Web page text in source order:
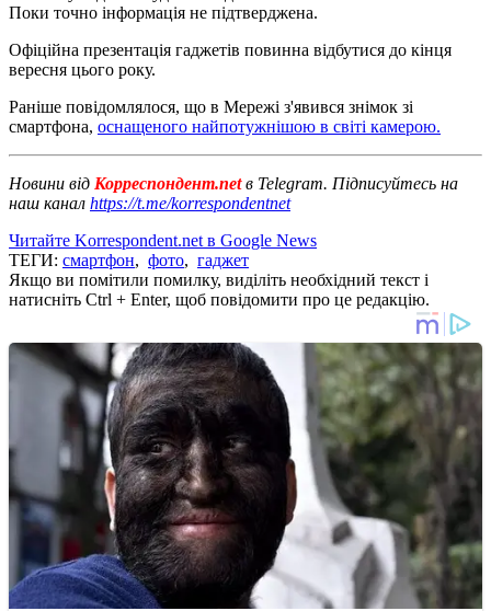
Поки точно інформація не підтверджена.
Офіційна презентація гаджетів повинна відбутися до кінця
вересня цього року.
Раніше повідомлялося, що в Мережі з'явився знімок зі
смартфона, оснащеного найпотужнішою в світі камерою.
Новини від Корреспондент.netв Telegram. Підписуйтесь на
наш канал https://t.me/korrespondentnet
Читайте Korrespondent.net в Google News
ТЕГИ: смартфон, фото, гаджет
Якщо ви помітили помилку, виділіть необхідний текст і
натисніть Ctrl + Enter, щоб повідомити про це редакцію.